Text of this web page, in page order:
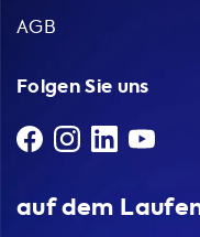
AGB
Folgen Sie uns
auf dem